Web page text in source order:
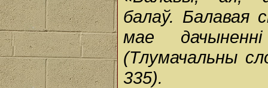
балаў. Балавая
мае
(Тлумачальны
335).